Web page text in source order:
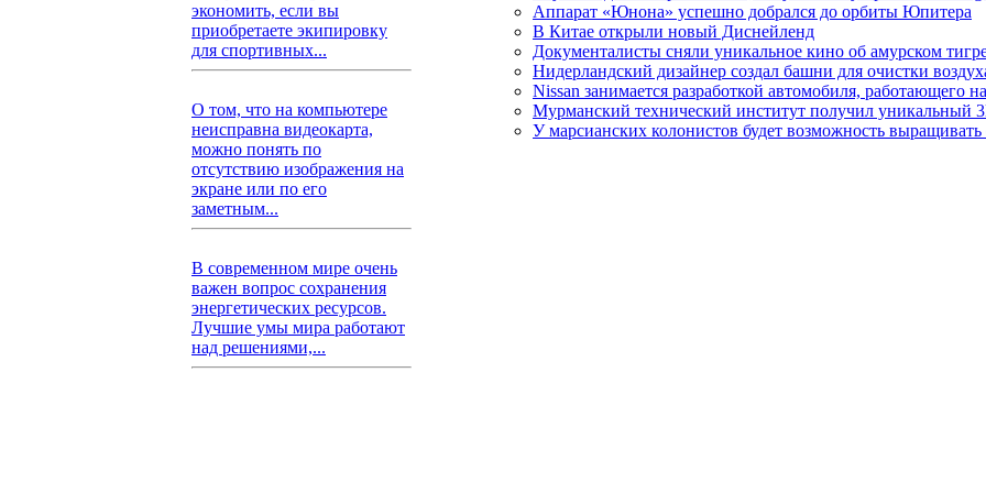
экономить, если вы
приобретаете экипировку
для спортивных...
О том, что на компьютере
неисправна видеокарта,
можно понять по
отсутствию изображения на
экране или по его
заметным...
В современном мире очень
важен вопрос сохранения
энергетических ресурсов.
Лучшие умы мира работают
над решениями,...
Аппарат «Юнона» успешно добрался до орбиты Юпитера
В Китае открыли новый Диснейленд
Документалисты сняли уникальное кино об амурском
Нидерландский дизайнер создал башни для очистки
Nissan занимается разработкой автомобиля, работающего
Мурманский технический институт получил уникальный
У марсианских колонистов будет возможность